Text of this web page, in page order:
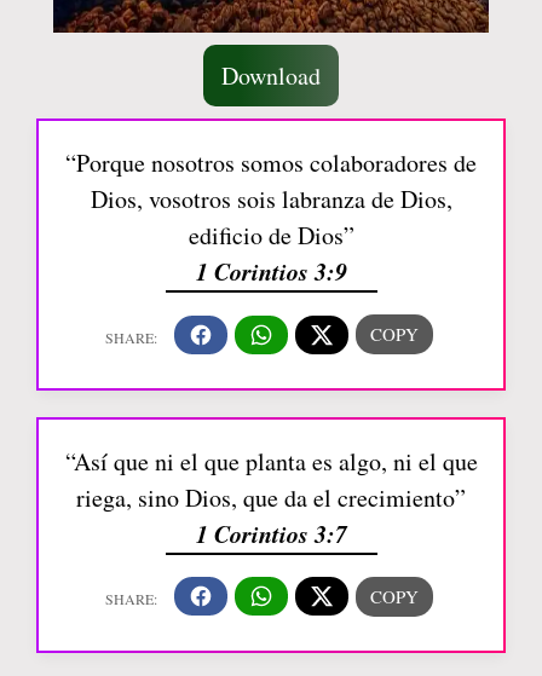
Download
“Porque nosotros somos colaboradores de
Dios, vosotros sois labranza de Dios,
edificio de Dios”
1 Corintios 3:9
“Así que ni el que planta es algo, ni el que
riega, sino Dios, que da el crecimiento”
1 Corintios 3:7